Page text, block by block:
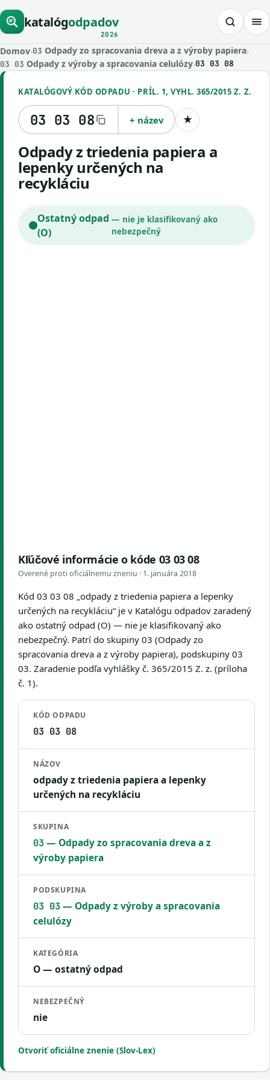
katalógodpadov
2026
Domov›03 Odpady zo spracovania dreva a z výroby papiera›
03 03 Odpady z výroby a spracovania celulózy›03 03 08
KATALÓGOVÝ KÓD ODPADU · PRÍL. 1, VYHL. 365/2015 Z. Z.
03 03 08 + název ★Uložiť kód
odpady z triedenia papiera a
lepenky určených na
recykláciu
Ostatný odpad
(O)
— nie je klasifikovaný ako
nebezpečný
Kľúčové informácie o kóde 03 03 08
Overené proti oficiálnemu zneniu · 1. januára 2018
Kód 03 03 08 „odpady z triedenia papiera a lepenky
určených na recykláciu“ je v Katalógu odpadov zaradený
ako ostatný odpad (O) — nie je klasifikovaný ako
nebezpečný. Patrí do skupiny 03 (Odpady zo
spracovania dreva a z výroby papiera), podskupiny 03
03. Zaradenie podľa vyhlášky č. 365/2015 Z. z. (príloha
č. 1).
KÓD ODPADU
03 03 08
NÁZOV
odpady z triedenia papiera a lepenky
určených na recykláciu
SKUPINA
03— Odpady zo spracovania dreva a z
výroby papiera
PODSKUPINA
03 03— Odpady z výroby a spracovania
celulózy
KATEGÓRIA
O — ostatný odpad
NEBEZPEČNÝ
nie
Otvoriť oficiálne znenie (Slov-Lex)